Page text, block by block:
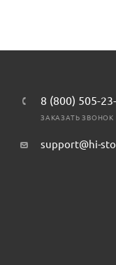
8 (800) 505-
ЗАКАЗАТЬ ЗВОНОК
support@hi-